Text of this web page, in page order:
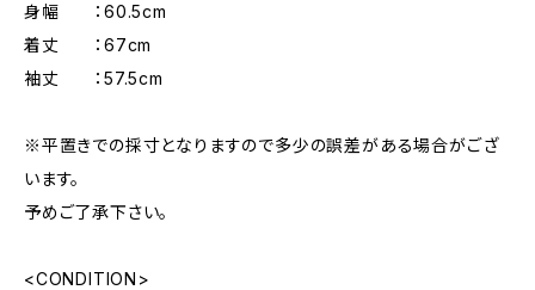
身幅 ：60.5cm
着丈 ：67cm
袖丈 ：57.5cm
※平置きでの採寸となりますので多少の誤差がある場合がござ
います。
予めご了承下さい。
<CONDITION>